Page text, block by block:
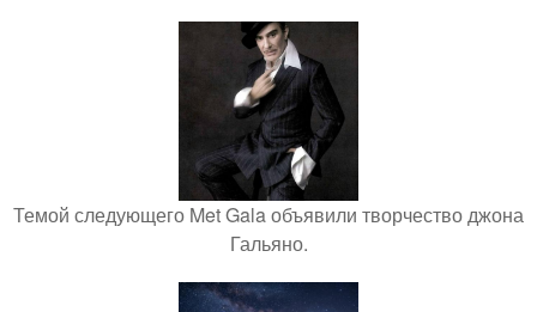
Темой следующего Met Gala объявили творчество джона
Гальяно.